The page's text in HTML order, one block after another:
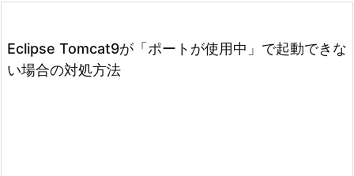
検索
Eclipse Tomcat9が「ポートが使用中」で起動できな
い場合の対処方法